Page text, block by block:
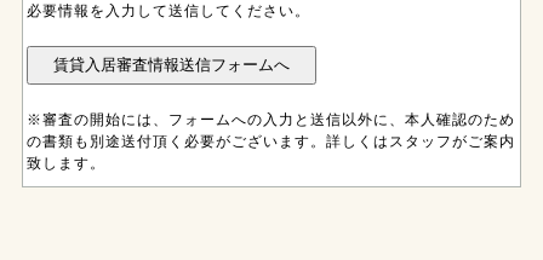
必要情報を入力して送信してください。
※審査の開始には、フォームへの入力と送信以外に、本人確認のため
の書類も別途送付頂く必要がございます。詳しくはスタッフがご案内
致します。